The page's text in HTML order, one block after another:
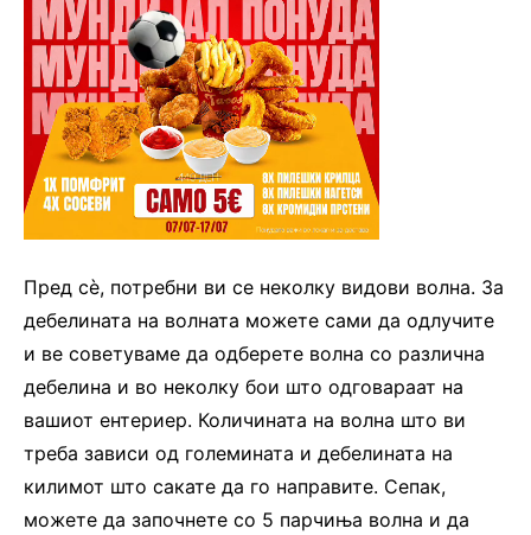
Пред сè, потребни ви се неколку видови волна. За
дебелината на волната можете сами да одлучите
и ве советуваме да одберете волна со различна
дебелина и во неколку бои што одговараат на
вашиот ентериер. Количината на волна што ви
треба зависи од големината и дебелината на
килимот што сакате да го направите. Сепак,
можете да започнете со 5 парчиња волна и да